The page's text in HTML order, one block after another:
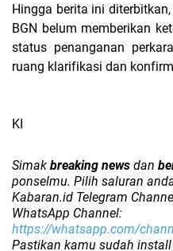
Hingga berita ini
BGN belum memberikan
status penanganan
ruang klarifikasi dan
KI
Simak breaking news dan
ponselmu. Pilih saluran
Kabaran.id Telegram
WhatsApp Channel:
https://whatsapp.com/
Pastikan kamu sudah